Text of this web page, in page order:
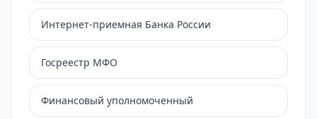
Интернет-приемная Банка России
Госреестр МФО
Финансовый уполномоченный